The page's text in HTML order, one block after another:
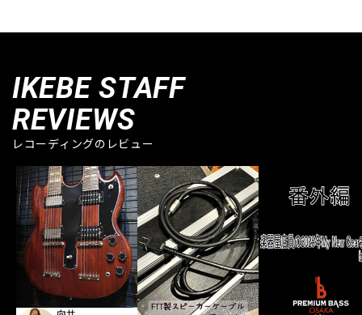
IKEBE STAFF
REVIEWS
レコーディングのレビュー